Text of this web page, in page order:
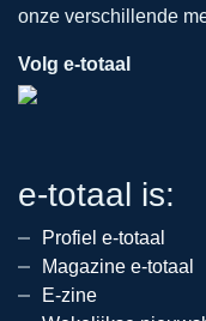
onze verschillende
Volg e-totaal
e-totaal is:
Profiel e-totaal
Magazine e-totaal
E-zine